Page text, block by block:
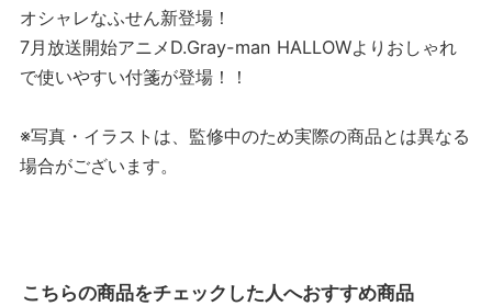
オシャレなふせん新登場！
7月放送開始アニメD.Gray-man HALLOWよりおしゃれ
で使いやすい付箋が登場！！
※写真・イラストは、監修中のため実際の商品とは異なる
場合がございます。
こちらの商品をチェックした人へおすすめ商品